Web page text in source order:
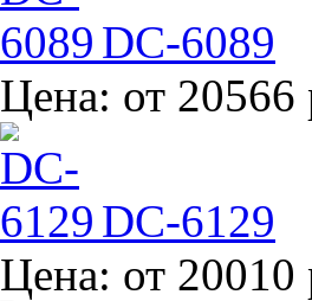
DC-6089
Цена: от 20566
DC-6129
Цена: от 20010